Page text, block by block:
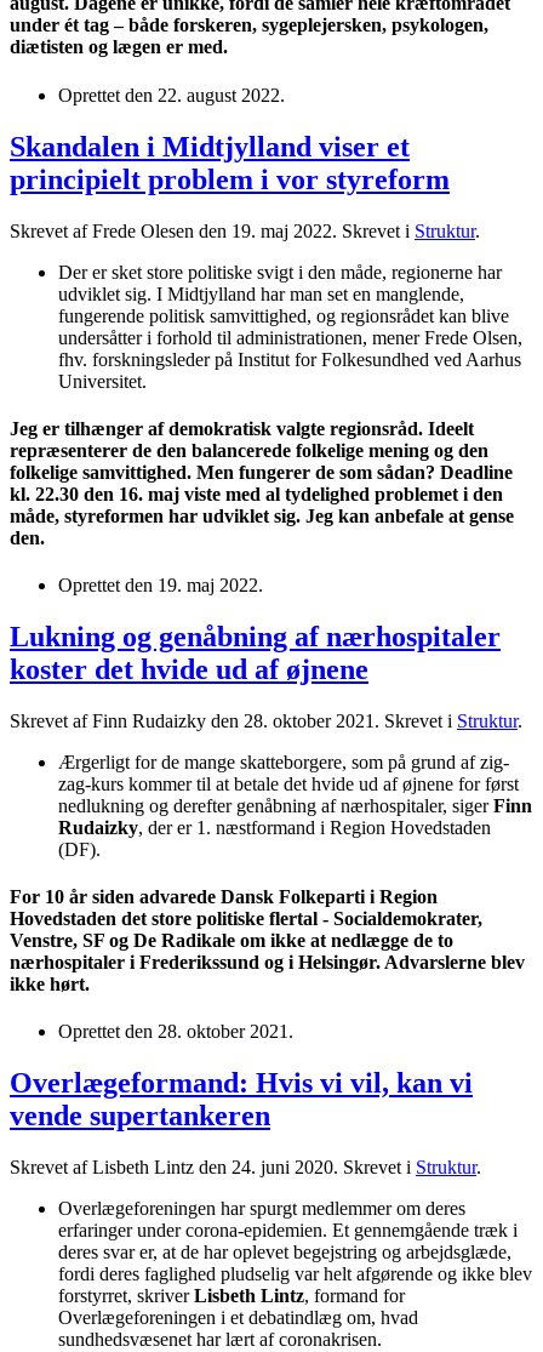
under ét tag – både forskeren, sygeplejersken, psykologen,
diætisten og lægen er med.
Oprettet den 22. august 2022.
Skandalen i Midtjylland viser et
principielt problem i vor styreform
Skrevet af Frede Olesen den 19. maj 2022. Skrevet i Struktur.
Der er sket store politiske svigt i den måde, regionerne har
udviklet sig. I Midtjylland har man set en manglende,
fungerende politisk samvittighed, og regionsrådet kan blive
undersåtter i forhold til administrationen, mener Frede Olsen,
fhv. forskningsleder på Institut for Folkesundhed ved Aarhus
Universitet.
Jeg er tilhænger af demokratisk valgte regionsråd. Ideelt
repræsenterer de den balancerede folkelige mening og den
folkelige samvittighed. Men fungerer de som sådan? Deadline
kl. 22.30 den 16. maj viste med al tydelighed problemet i den
måde, styreformen har udviklet sig. Jeg kan anbefale at gense
den.
Oprettet den 19. maj 2022.
Lukning og genåbning af nærhospitaler
koster det hvide ud af øjnene
Skrevet af Finn Rudaizky den 28. oktober 2021 . Skrevet i Struktur.
Ærgerligt for de mange skatteborgere, som på grund af zig-
zag-kurs kommer til at betale det hvide ud af øjnene for først
nedlukning og derefter genåbning af nærhospitaler, sigerFinn
Rudaizky, der er 1. næstformand i Region Hovedstaden
(DF).
For 10 år siden advarede Dansk Folkeparti i Region
Hovedstaden det store politiske flertal - Socialdemokrater,
Venstre, SF og De Radikale om ikke at nedlægge de to
nærhospitaler i Frederikssund og i Helsingør. Advarslerne blev
ikke hørt.
Oprettet den 28. oktober 2021.
Overlægeformand: Hvis vi vil, kan vi
vende supertankeren
Skrevet af Lisbeth Lintz den 24. juni 2020. Skrevet i Struktur.
Overlægeforeningen har spurgt medlemmer om deres
erfaringer under corona-epidemien. Et gennemgående træk i
deres svar er, at de har oplevet begejstring og arbejdsglæde,
fordi deres faglighed pludselig var helt afgørende og ikke blev
forstyrret, skriverLisbeth Lintz, formand for
Overlægeforeningen i et debatindlæg om, hvad
sundhedsvæsenet har lært af coronakrisen.